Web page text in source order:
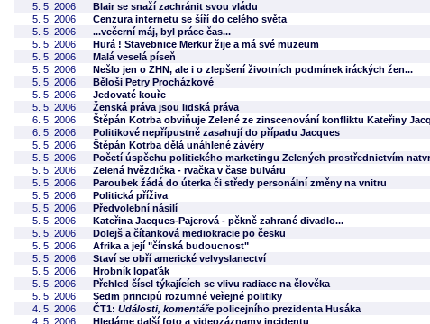
5. 5. 2006
Blair se snaží zachránit svou vládu
5. 5. 2006
Cenzura internetu se šíří do celého světa
5. 5. 2006
...večerní máj, byl práce čas...
5. 5. 2006
Hurá ! Stavebnice Merkur žije a má své muzeum
5. 5. 2006
Malá veselá píseň
5. 5. 2006
Nešlo jen o ZHN, ale i o zlepšení životních podmínek iráckých žen...
5. 5. 2006
Běloši Petry Procházkové
5. 5. 2006
Jedovaté kouře
5. 5. 2006
Ženská práva jsou lidská práva
6. 5. 2006
Štěpán Kotrba obviňuje Zelené ze zinscenování konfliktu Kateřiny
6. 5. 2006
Politikové nepřípustně zasahují do případu Jacques
5. 5. 2006
Štěpán Kotrba dělá unáhlené závěry
5. 5. 2006
Početí úspěchu politického marketingu Zelených prostřednictvím
5. 5. 2006
Zelená hvězdička - rvačka v čase bulváru
5. 5. 2006
Paroubek žádá do úterka či středy personální změny na vnitru
5. 5. 2006
Politická příživa
5. 5. 2006
Předvolební násilí
5. 5. 2006
Kateřina Jacques-Pajerová - pěkně zahrané divadlo...
5. 5. 2006
Dolejš a čítanková mediokracie po česku
5. 5. 2006
Afrika a její "čínská budoucnost"
5. 5. 2006
Staví se obří americké velvyslanectví
5. 5. 2006
Hrobník lopaťák
5. 5. 2006
Přehled čísel týkajících se vlivu radiace na člověka
5. 5. 2006
Sedm principů rozumné veřejné politiky
4. 5. 2006
ČT1: Události, komentáře policejního prezidenta Husáka
4. 5. 2006
Hledáme další foto a videozáznamy incidentu